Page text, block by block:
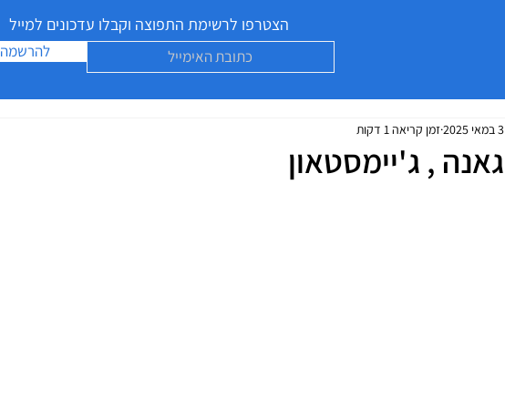
הצטרפו לרשימת התפוצה וקבלו עדכונים למייל
להרשמה
גאנה , ג'יימסטאון
3 במאי 2025 זמן קריאה 1 דקות